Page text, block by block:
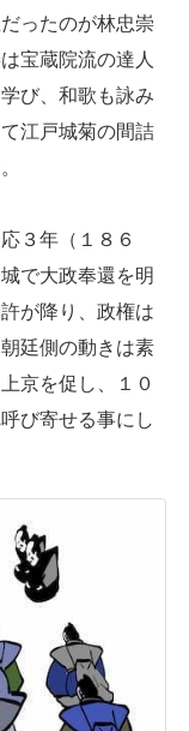
ったのが林忠崇
宝蔵院流の達人
び、和歌も詠み
江戸城菊の間詰
３年（１８６
で大政奉還を明
が降り、政権は
廷側の動きは素
京を促し、１０
び寄せる事にし